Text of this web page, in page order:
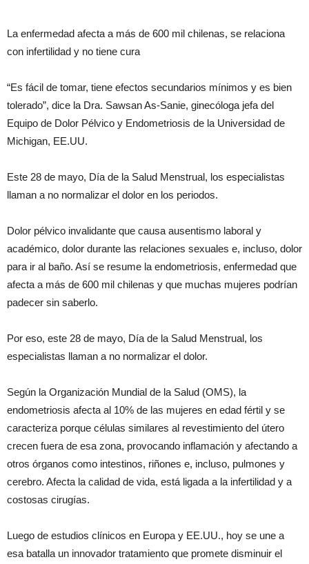
La enfermedad afecta a más de 600 mil chilenas, se relaciona
con infertilidad y no tiene cura
“Es fácil de tomar, tiene efectos secundarios mínimos y es bien
tolerado”, dice la Dra. Sawsan As-Sanie, ginecóloga jefa del
Equipo de Dolor Pélvico y Endometriosis de la Universidad de
Michigan, EE.UU.
Este 28 de mayo, Día de la Salud Menstrual, los especialistas
llaman a no normalizar el dolor en los periodos.
Dolor pélvico invalidante que causa ausentismo laboral y
académico, dolor durante las relaciones sexuales e, incluso, dolor
para ir al baño. Así se resume la endometriosis, enfermedad que
afecta a más de 600 mil chilenas y que muchas mujeres podrían
padecer sin saberlo.
Por eso, este 28 de mayo, Día de la Salud Menstrual, los
especialistas llaman a no normalizar el dolor.
Según la Organización Mundial de la Salud (OMS), la
endometriosis afecta al 10% de las mujeres en edad fértil y se
caracteriza porque células similares al revestimiento del útero
crecen fuera de esa zona, provocando inflamación y afectando a
otros órganos como intestinos, riñones e, incluso, pulmones y
cerebro. Afecta la calidad de vida, está ligada a la infertilidad y a
costosas cirugías.
Luego de estudios clínicos en Europa y EE.UU., hoy se une a
esa batalla un innovador tratamiento que promete disminuir el